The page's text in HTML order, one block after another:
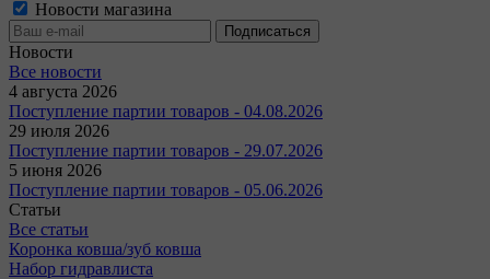
Новости магазина
Новости
Все новости
4 августа 2026
Поступление партии товаров - 04.08.2026
29 июля 2026
Поступление партии товаров - 29.07.2026
5 июня 2026
Поступление партии товаров - 05.06.2026
Статьи
Все статьи
Коронка ковша/зуб ковша
Набор гидравлиста